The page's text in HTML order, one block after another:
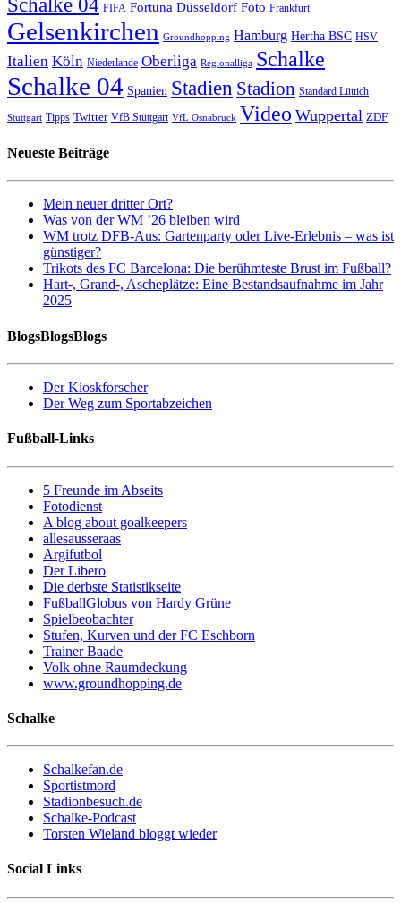
Schalke 04 FIFA Fortuna Düsseldorf Foto Frankfurt
Gelsenkirchen Groundhopping Hamburg Hertha BSC HSV
Italien Köln Niederlande Oberliga Regionalliga Schalke
Schalke 04 Spanien Stadien Stadion Standard Lüttich
Stuttgart Tipps Twitter VfB Stuttgart VfL Osnabrück Video Wuppertal ZDF
Neueste Beiträge
Mein neuer dritter Ort?
Was von der WM ’26 bleiben wird
WM trotz DFB-Aus: Gartenparty oder Live-Erlebnis – was ist
günstiger?
Trikots des FC Barcelona: Die berühmteste Brust im Fußball?
Hart-, Grand-, Ascheplätze: Eine Bestandsaufnahme im Jahr
2025
BlogsBlogsBlogs
Der Kioskforscher
Der Weg zum Sportabzeichen
Fußball-Links
5 Freunde im Abseits
Fotodienst
A blog about goalkeepers
allesausseraas
Argifutbol
Der Libero
Die derbste Statistikseite
FußballGlobus von Hardy Grüne
Spielbeobachter
Stufen, Kurven und der FC Eschborn
Trainer Baade
Volk ohne Raumdeckung
www.groundhopping.de
Schalke
Schalkefan.de
Sportistmord
Stadionbesuch.de
Schalke-Podcast
Torsten Wieland bloggt wieder
Social Links